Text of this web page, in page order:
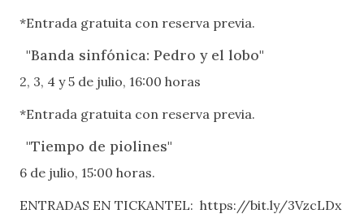
*Entrada gratuita con reserva previa.
"Banda sinfónica: Pedro y el lobo"
2, 3, 4 y 5 de julio, 16:00 horas
*Entrada gratuita con reserva previa.
"Tiempo de piolines"
6 de julio, 15:00 horas.
ENTRADAS EN TICKANTEL: https://bit.ly/3VzcLDx